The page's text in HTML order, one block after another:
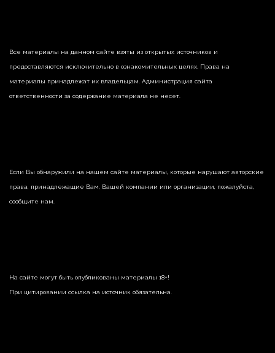
Все материалы на данном сайте взяты из открытых источников и
предоставляются исключительно в ознакомительных целях. Права на
материалы принадлежат их владельцам. Администрация сайта
ответственности за содержание материала не несет.
Если Вы обнаружили на нашем сайте материалы, которые нарушают авторские
права, принадлежащие Вам, Вашей компании или организации, пожалуйста,
сообщите нам.
На сайте могут быть опубликованы материалы 18+!
При цитировании ссылка на источник обязательна.